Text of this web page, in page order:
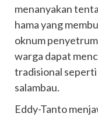
menanyakan
hama yang
oknum
warga dapat
tradisional
salambau.
Eddy-Tanto